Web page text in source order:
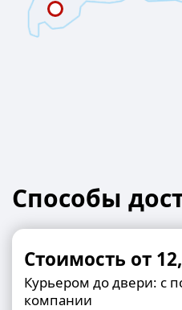
Способы
Стоимость от
Курьером до двери: с
компании